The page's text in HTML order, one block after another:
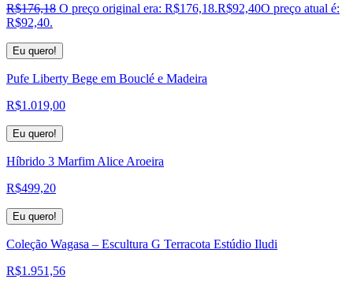
R$176,18 O preço original era: R$176,18.R$92,40O preço atual é:
R$92,40.
Eu quero!
Pufe Liberty Bege em Bouclé e Madeira
R$1.019,00
Eu quero!
Híbrido 3 Marfim Alice Aroeira
R$499,20
Eu quero!
Coleção Wagasa – Escultura G Terracota Estúdio Iludi
R$1.951,56